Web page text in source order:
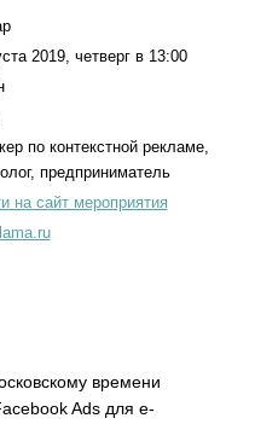
2019, четверг в 13:00
по контекстной рекламе,
предприниматель
на сайт мероприятия
времени
Ads для e-